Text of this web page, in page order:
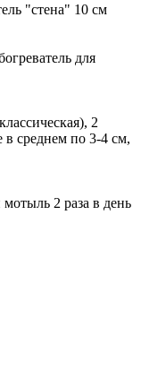
"стена" 10 см
для
2
в среднем по 3-4 см,
2 раза в день